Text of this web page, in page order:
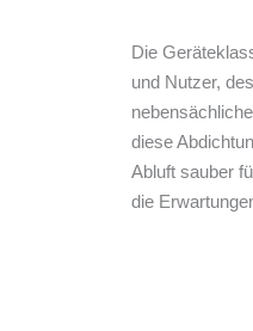
Die
und Nutzer,
diese
Abluft sauber
die